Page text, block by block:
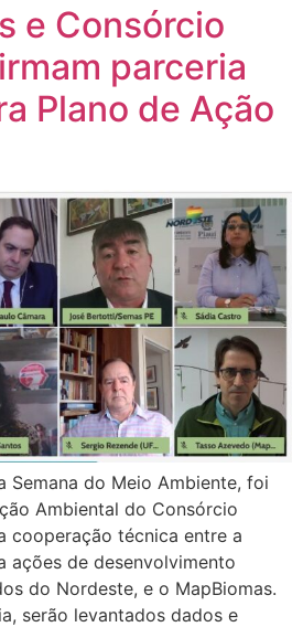
e Consórcio
parceria
Plano de Ação
Semana do Meio Ambiente, foi
Ambiental do Consórcio
cooperação técnica entre a
ações de desenvolvimento
do Nordeste, e o MapBiomas.
serão levantados dados e